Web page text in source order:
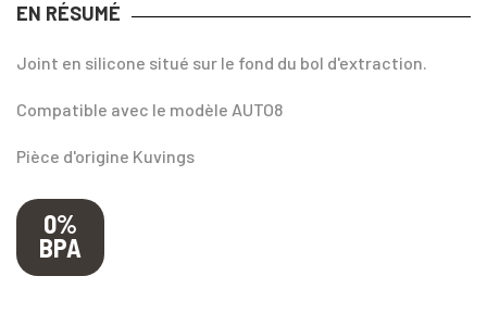
EN RÉSUMÉ
Joint en silicone situé sur le fond du bol d'extraction.
Compatible avec le modèle AUTO8
Pièce d'origine Kuvings
0%
BPA